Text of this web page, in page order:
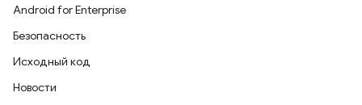
Android for Enterprise
Безопасность
Исходный код
Новости